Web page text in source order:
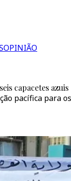
OPINIÃO
capacetes azuis
pacífica para